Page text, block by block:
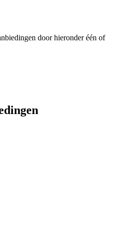
door hieronder één of